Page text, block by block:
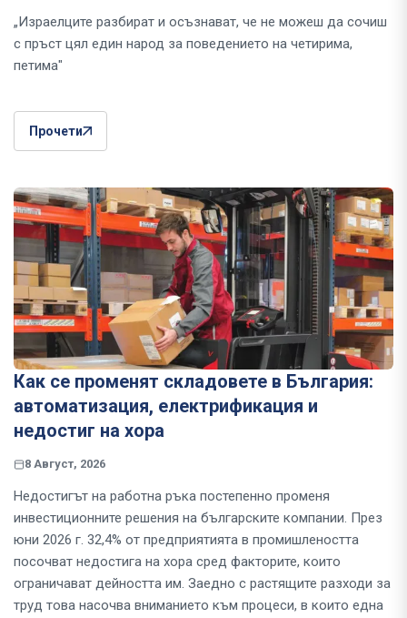
„Израелците разбират и осъзнават, че не можеш да сочиш
с пръст цял един народ за поведението на четирима,
петима"
Прочети
Как се променят складовете в България:
автоматизация, електрификация и
недостиг на хора
8 Август, 2026
Недостигът на работна ръка постепенно променя
инвестиционните решения на българските компании. През
юни 2026 г. 32,4% от предприятията в промишлеността
посочват недостига на хора сред факторите, които
ограничават дейността им. Заедно с растящите разходи за
труд това насочва вниманието към процеси, в които една